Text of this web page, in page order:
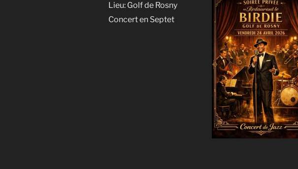
Lieu: Golf de Rosny
Concert en Septet